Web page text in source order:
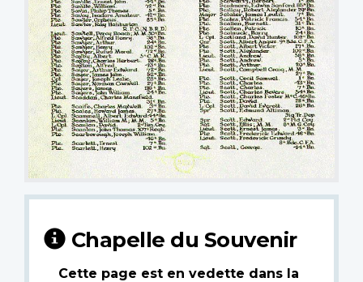
Chapelle du Souvenir
Cette page est en vedette dans la